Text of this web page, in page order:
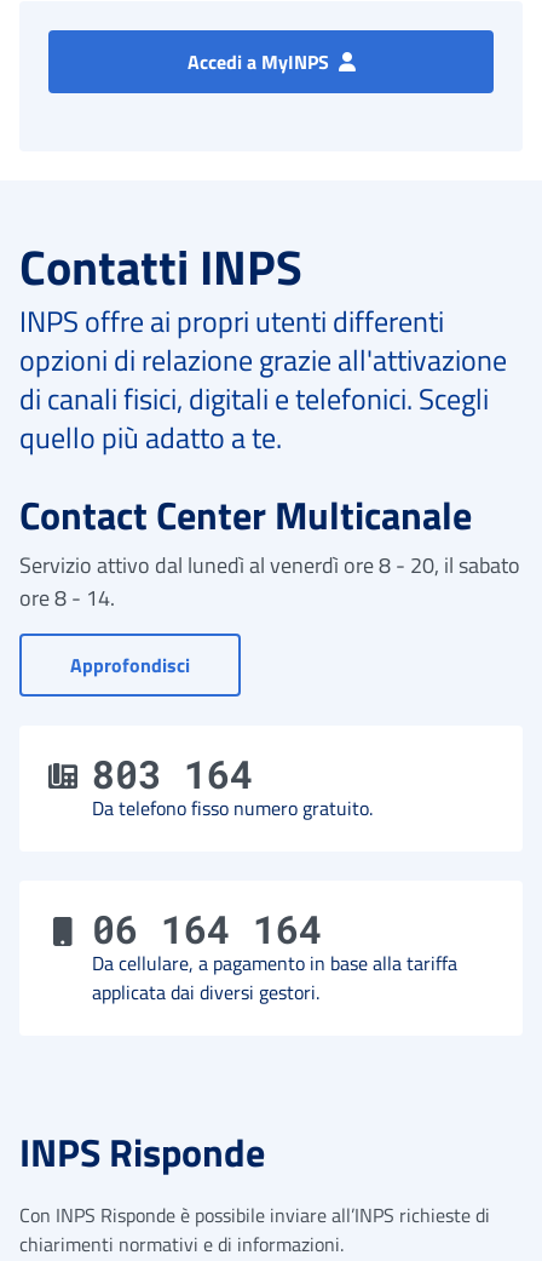
Accedi a MyINPS
Contatti INPS
INPS offre ai propri utenti differenti
opzioni di relazione grazie all'attivazione
di canali fisici, digitali e telefonici. Scegli
quello più adatto a te.
Contact Center Multicanale
Servizio attivo dal lunedì al venerdì ore 8 - 20, il sabato
ore 8 - 14.
Approfondisci- Vai a Contact Center
803 164
Da telefono fisso numero gratuito.
06 164 164
Da cellulare, a pagamento in base alla tariffa
applicata dai diversi gestori.
INPS Risponde
Con INPS Risponde è possibile inviare all’INPS richieste di
chiarimenti normativi e di informazioni.